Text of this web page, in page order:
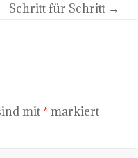
Schritt für Schritt →
mit * markiert